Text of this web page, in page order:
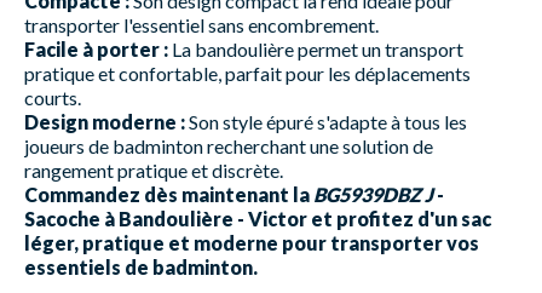
transporter l'essentiel sans encombrement.
Facile à porter : La bandoulière permet un transport
pratique et confortable, parfait pour les déplacements
courts.
Design moderne :Son style épuré s'adapte à tous les
joueurs de badminton recherchant une solution de
rangement pratique et discrète.
Commandez dès maintenant la BG5939DBZ J-
Sacoche à Bandoulière - Victor et profitez d'un sac
léger, pratique et moderne pour transporter vos
essentiels de badminton.